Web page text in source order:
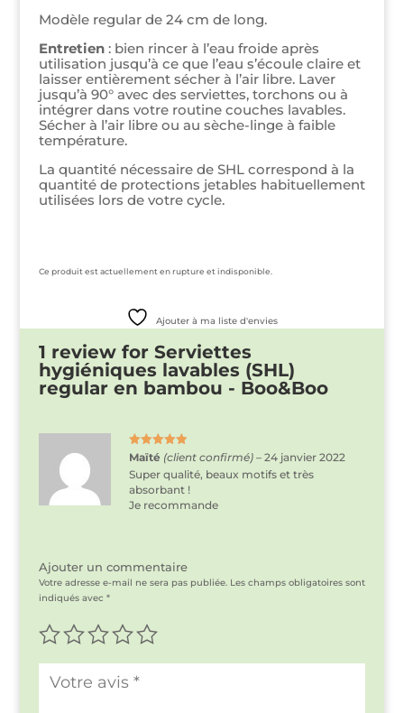
Modèle regular de 24 cm de long.
Entretien: bien rincer à l’eau froide après
utilisation jusqu’à ce que l’eau s’écoule claire et
laisser entièrement sécher à l’air libre. Laver
jusqu’à 90° avec des serviettes, torchons ou à
intégrer dans votre routine couches lavables.
Sécher à l’air libre ou au sèche-linge à faible
température.
La quantité nécessaire de SHL correspond à la
quantité de protections jetables habituellement
utilisées lors de votre cycle.
Ce produit est actuellement en rupture et indisponible.
Ajouter à ma liste d'envies
1 review for Serviettes
hygiéniques lavables (SHL)
regular en bambou - Boo&Boo
Note5 sur
Maïté (client confirmé) – 24 janvier 2022
Super qualité, beaux motifs et très
absorbant !
Je recommande
Ajouter un commentaire
Votre adresse e-mail ne sera pas publiée. Les champs obligatoires sont
indiqués avec *